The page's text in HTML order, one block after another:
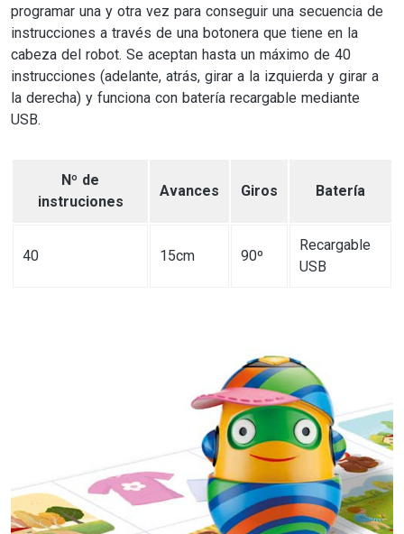
programar una y otra vez para conseguir una secuencia de
instrucciones a través de una botonera que tiene en la
cabeza del robot. Se aceptan hasta un máximo de 40
instrucciones (adelante, atrás, girar a la izquierda y girar a
la derecha) y funciona con batería recargable mediante
USB.
Nº de
instruciones
Avances Giros Batería
40 15cm 90º
Recargable
USB